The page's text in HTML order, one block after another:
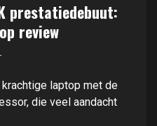
prestatiedebuut:
review
laptop met de
die veel aandacht